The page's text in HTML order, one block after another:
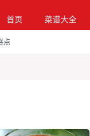
首页 菜谱大全
点